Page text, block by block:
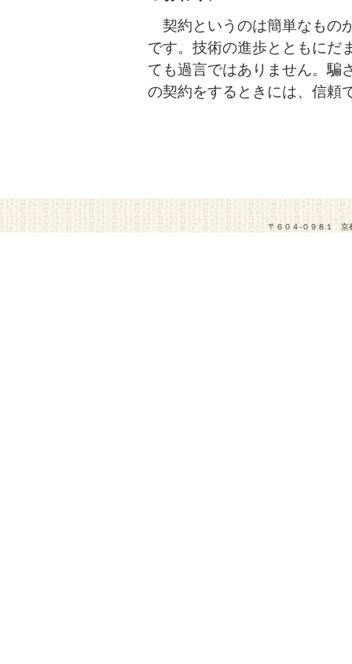
契約というのは簡単なもの
です。技術の進歩とともにだ
ても過言ではありません。騙
の契約をするときには、信頼
〒６０４-０９８１ 京